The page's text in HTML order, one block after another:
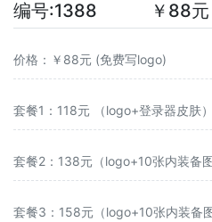
编号:1388 ￥88元
价格：￥88元 (免费写logo)
套餐1：118元 （logo+登录器皮肤）
套餐2：138元（logo+10张内装备图
套餐3：158元（logo+10张内装备